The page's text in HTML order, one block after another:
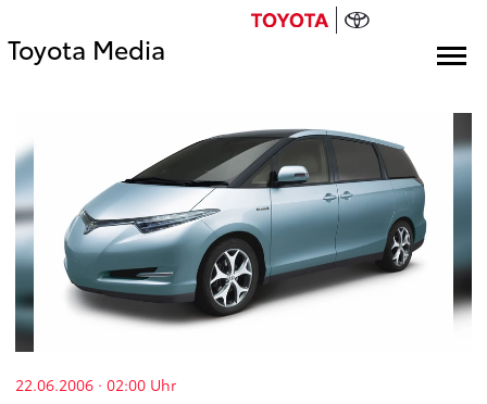
Toyota Media
22.06.2006 · 02:00 Uhr